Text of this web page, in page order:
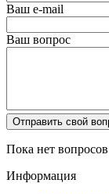
Ваш e-mail
Ваш вопрос
Отправить свой
Пока нет
Информация